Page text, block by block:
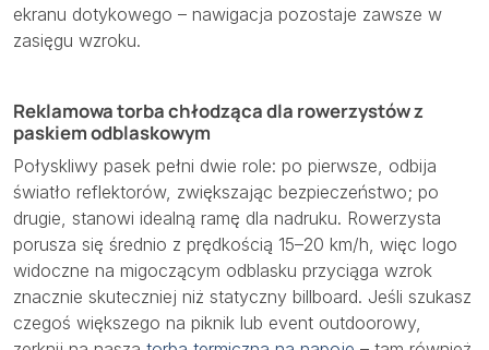
ekranu dotykowego – nawigacja pozostaje zawsze w
zasięgu wzroku.
Reklamowa torba chłodząca dla rowerzystów z
paskiem odblaskowym
Połyskliwy pasek pełni dwie role: po pierwsze, odbija
światło reflektorów, zwiększając bezpieczeństwo; po
drugie, stanowi idealną ramę dla nadruku. Rowerzysta
porusza się średnio z prędkością 15–20 km/h, więc logo
widoczne na migoczącym odblasku przyciąga wzrok
znacznie skuteczniej niż statyczny billboard. Jeśli szukasz
czegoś większego na piknik lub event outdoorowy,